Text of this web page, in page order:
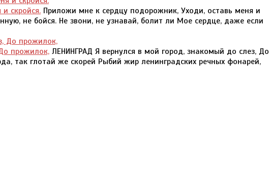
скройся. Приложи мне к сердцу подорожник, Уходи, оставь меня и
не бойся. Не звони, не узнавай, болит ли Мое сердце, даже если
прожилок, ЛЕНИНГРАД Я вернулся в мой город, знакомый до слез, До
так глотай же скорей Рыбий жир ленинградских речных фонарей,